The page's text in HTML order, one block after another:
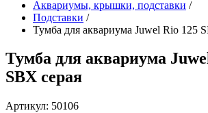
Аквариумы, крышки, подставки /
Подставки /
Тумба для аквариума Juwel Rio 125
Тумба для аквариума
SBX серая
Артикул: 50106